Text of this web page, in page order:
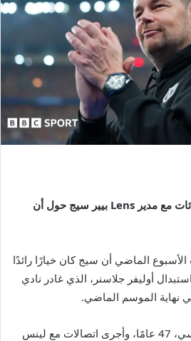
أجرى محادثات مع مدير Lens بيير سيج حول أن
الماضي أن سيج كان خيارًا رائدًا
أوليفر جلاسنر، الذي غادر نادي
نهاية الموسم الماضي.
تحدث بالاس الآن مع الفرنسي، 47 عامًا، وأجرى اتصالات مع لينس